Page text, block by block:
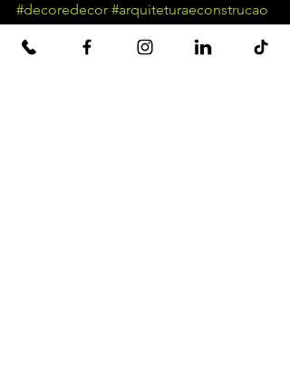
#decoredecor #arquiteturaeconstrucao
#fachadassp
#architecture